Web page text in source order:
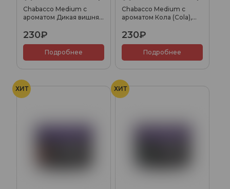
Chabacco Medium с
ароматом Дикая вишня
230₽
Подробнее
Chabacco Medium с
ароматом Кола (Cola),
230₽
Подробнее
ХИТ ХИТ